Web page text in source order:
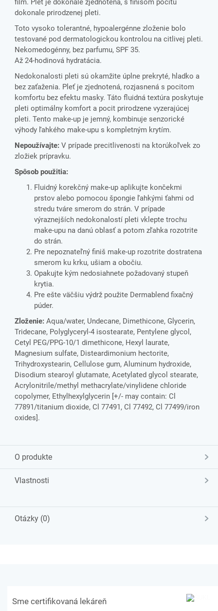
film. Pleť je dokonale zjednotená, s finišom pocitu
dokonale prirodzenej pleti.
Toto vysoko tolerantné, hypoalergénne zloženie bolo
testované pod dermatologickou kontrolou na citlivej pleti.
Nekomedogénny, bez parfumu, SPF 35.
Až 24-hodinová hydratácia.
Nedokonalosti pleti sú okamžite úplne prekryté, hladko a
bez zaťaženia. Pleť je zjednotená, rozjasnená s pocitom
komfortu bez efektu masky. Táto fluidná textúra poskytuje
pleti optimálny komfort a pocit prirodzene vyzerajúcej
pleti. Tento make-up je jemný, kombinuje senzorické
výhody ľahkého make-upu s kompletným krytím.
Nepoužívajte: V prípade precitlivenosti na ktorúkoľvek zo
zložiek prípravku.
Spôsob použitia:
Fluidný korekčný make-up aplikujte končekmi
prstov alebo pomocou špongie ľahkými ťahmi od
stredu tváre smerom do strán. V prípade
výraznejších nedokonalostí pleti vklepte trochu
make-upu na danú oblasť a potom zľahka rozotrite
do strán.
Pre nepoznateľný finiš make-up rozotrite dostratena
smerom ku krku, ušiam a obočiu.
Opakujte kým nedosiahnete požadovaný stupeň
krytia.
Pre ešte väčšiu výdrž použite Dermablend fixačný
púder.
Zloženie: Aqua/water, Undecane, Dimethicone, Glycerin,
Tridecane, Polyglyceryl-4 isostearate, Pentylene glycol,
Cetyl PEG/PPG-10/1 dimethicone, Hexyl laurate,
Magnesium sulfate, Disteardimonium hectorite,
Trihydroxystearin, Cellulose gum, Aluminum hydroxide,
Disodium stearoyl glutamate, Acetylated glycol stearate,
Acrylonitrile/methyl methacrylate/vinylidene chloride
copolymer, Ethylhexylglycerin [+/- may contain: Cl
77891/titanium dioxide, Cl 77491, Cl 77492, Cl 77499/iron
oxides].
O produkte
Vlastnosti
Otázky (0)
Sme certifikovaná lekáreň